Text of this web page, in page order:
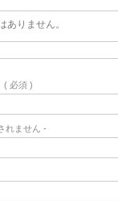
ありません。
( 必須 )
れません -